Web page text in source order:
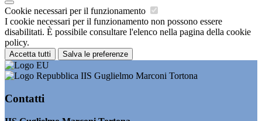
Cookie necessari per il funzionamento
I cookie necessari per il funzionamento non possono essere
disabilitati. È possibile consultare l'elenco nella pagina della cookie
policy.
Accetta tutti Salva le preferenze
IIS Guglielmo Marconi Tortona
Contatti